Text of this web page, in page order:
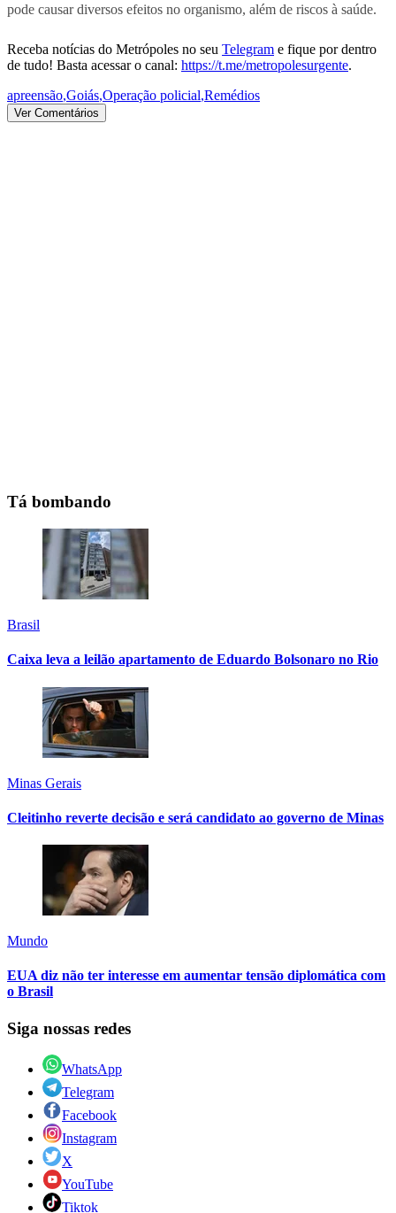
pode causar diversos efeitos no organismo, além de riscos à saúde.
Receba notícias do Metrópoles no seu Telegram e fique por dentro
de tudo! Basta acessar o canal: https://t.me/metropolesurgente.
apreensão,Goiás,Operação policial,Remédios
Ver Comentários
Tá bombando
Brasil
Caixa leva a leilão apartamento de Eduardo Bolsonaro no Rio
Minas Gerais
Cleitinho reverte decisão e será candidato ao governo de Minas
Mundo
EUA diz não ter interesse em aumentar tensão diplomática com
o Brasil
Siga nossas redes
WhatsApp
Telegram
Facebook
Instagram
X
YouTube
Tiktok